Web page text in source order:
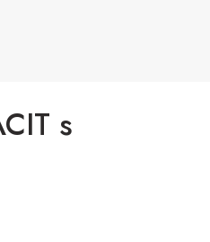
s